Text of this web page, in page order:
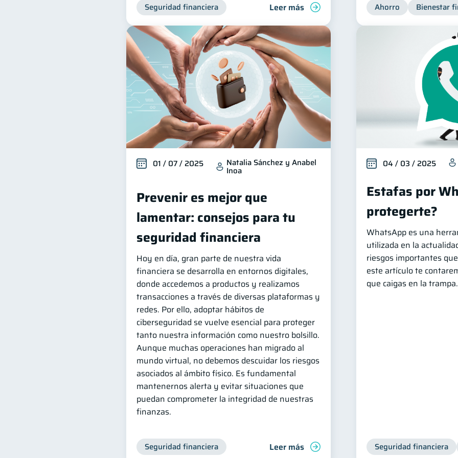
Seguridad financiera Leer más Ahorro Bienestar
01 / 07 / 2025 Natalia Sánchez y Anabel
Inoa
Prevenir es mejor que
lamentar: consejos para tu
seguridad financiera
Hoy en día, gran parte de nuestra vida
financiera se desarrolla en entornos digitales,
donde accedemos a productos y realizamos
transacciones a través de diversas plataformas y
redes. Por ello, adoptar hábitos de
ciberseguridad se vuelve esencial para proteger
tanto nuestra información como nuestro bolsillo.
Aunque muchas operaciones han migrado al
mundo virtual, no debemos descuidar los riesgos
asociados al ámbito físico. Es fundamental
mantenernos alerta y evitar situaciones que
puedan comprometer la integridad de nuestras
finanzas.
Seguridad financiera Leer más
04 / 03 / 2025
Estafas por
protegerte?
WhatsApp es una
utilizada en la
riesgos importantes
este artículo te
que caigas en la trampa.
Seguridad financiera